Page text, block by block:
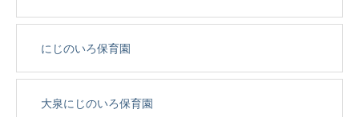
にじのいろ保育園
大泉にじのいろ保育園